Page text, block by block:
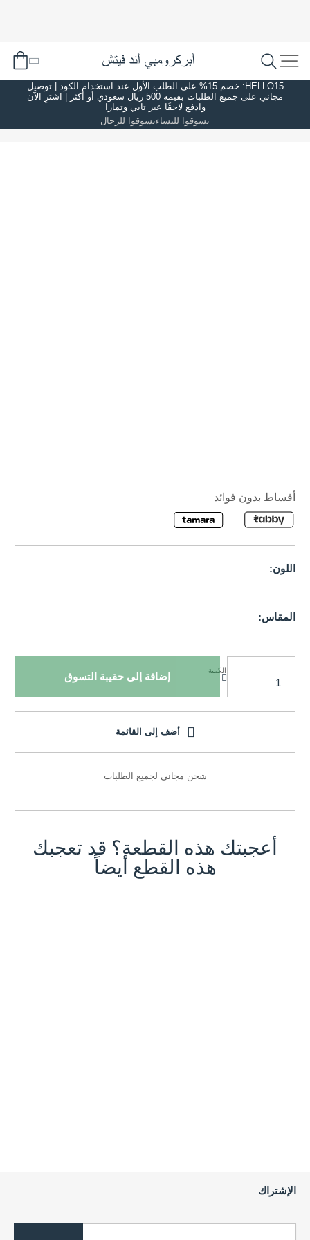
HELLO15: خصم 15% على الطلب الأول عند استخدام الكود | توصيل
مجاني على جميع الطلبات بقيمة 500 ريال سعودي أو أكثر | اشترِ الآن
وادفع لاحقًا عبر تابي وتمارا
تسوقوا للنساءتسوقوا للرجال
أقساط بدون فوائد
اللون:
المقاس:
الكمية
إضافة إلى حقيبة التسوق
أضف إلى القائمة
شحن مجاني لجميع الطلبات
أعجبتك هذه القطعة؟ قد تعجبك
هذه القطع أيضاً
الإشتراك